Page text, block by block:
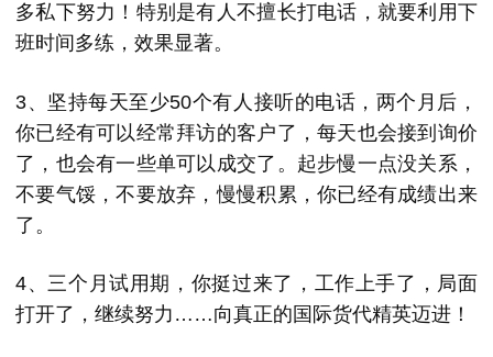
多私下努力！特别是有人不擅长打电话，就要利用下
班时间多练，效果显著。
3、坚持每天至少50个有人接听的电话，两个月后，
你已经有可以经常拜访的客户了，每天也会接到询价
了，也会有一些单可以成交了。起步慢一点没关系，
不要气馁，不要放弃，慢慢积累，你已经有成绩出来
了。
4、三个月试用期，你挺过来了，工作上手了，局面
打开了，继续努力……向真正的国际货代精英迈进！